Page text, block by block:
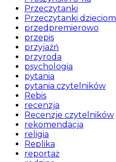
Przeczytanki
Przeczytanki dzieciom
przedpremierowo
przepis
przyjaźń
przyroda
psychologia
pytania
pytania czytelników
Rebis
recenzja
Recenzje czytelników
rekomendacja
religia
Replika
reportaż